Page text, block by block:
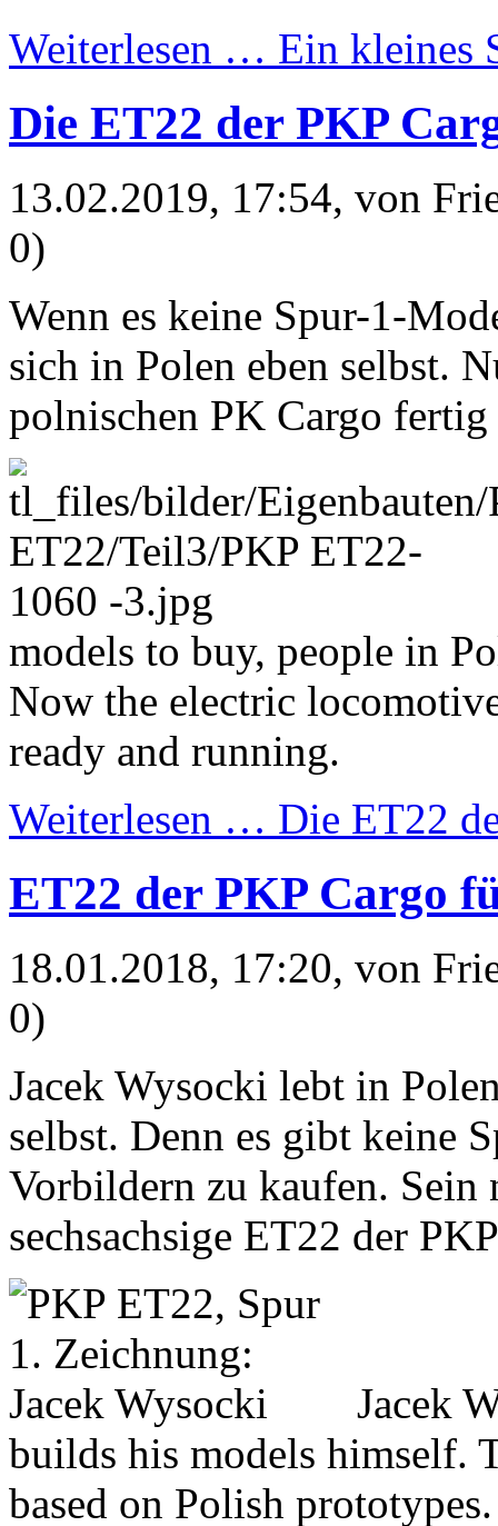
Weiterlesen … Ein kleines
Die ET22 der PKP
13.02.2019, 17:54, von
0)
Wenn es keine Spur-1-
sich in Polen eben selbst.
polnischen PK Cargo
models to buy, people in
Now the electric
ready and running.
Weiterlesen … Die ET22
ET22 der PKP Cargo
18.01.2018, 17:20, von
0)
Jacek Wysocki lebt in
selbst. Denn es gibt keine
Vorbildern zu kaufen. Sein
sechsachsige ET22 der
Jacek
builds his models himself.
based on Polish